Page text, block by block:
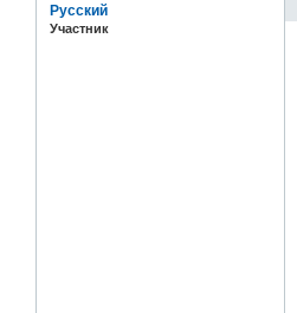
Русский
Участник